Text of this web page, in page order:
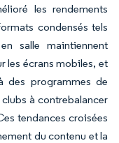
les rendements
condensés tels
salle maintiennent
les écrans mobiles, et
des programmes de
à contrebalancer
tendances croisées
du contenu et la